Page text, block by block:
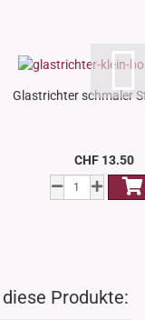
Glastrichter schmaler
CHF 13.50
Produkte: